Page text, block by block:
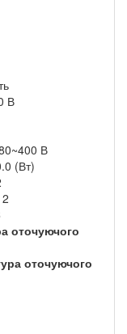
В
В
(Вт)
2
оточуючого
оточуючого